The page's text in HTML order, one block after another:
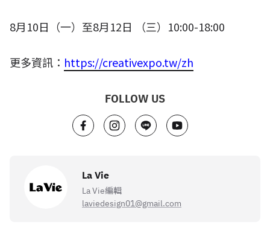
8月10日（一）至8月12日 （三） 10:00-18:00
更多資訊： https://creativexpo.tw/zh
FOLLOW US
La Vie
La Vie編輯
laviedesign01@gmail.com